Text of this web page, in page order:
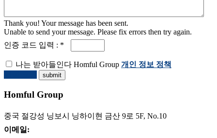
Thank you! Your message has been sent.
Unable to send your message. Please fix errors then try again.
인증 코드 입력 : *
나는 받아들인다 Homful Group 개인 정보 정책
Homful Group
중국 절강성 닝보시 닝하이현 금산 9로 5F, No.10
이메일: